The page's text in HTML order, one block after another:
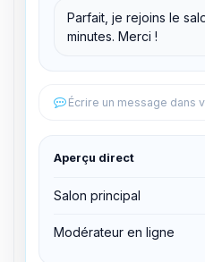
Parfait, je rejoins le
minutes. Merci !
Écrire un message dans
Aperçu direct
Salon principal
Modérateur en ligne
Éditer les
Expulser du canal